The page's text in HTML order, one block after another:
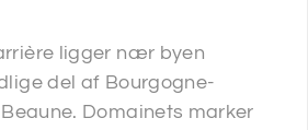
ligger nær byen
del af Bourgogne-
Domainets marker